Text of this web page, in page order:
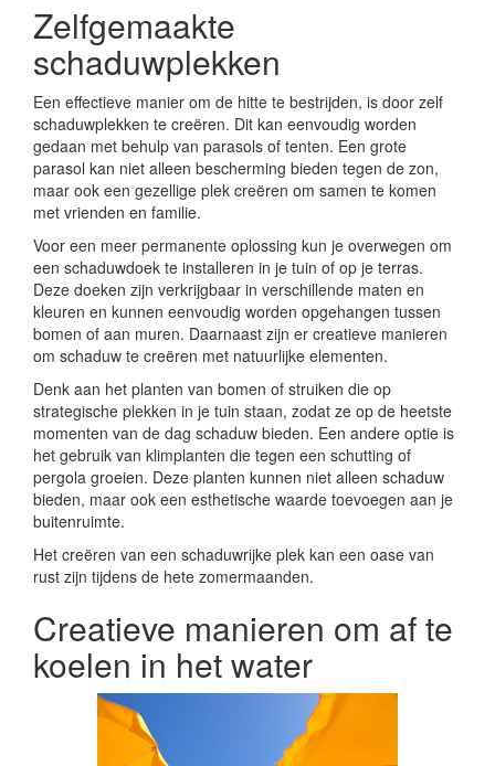
Zelfgemaakte
schaduwplekken
Een effectieve manier om de hitte te bestrijden, is door zelf
schaduwplekken te creëren. Dit kan eenvoudig worden
gedaan met behulp van parasols of tenten. Een grote
parasol kan niet alleen bescherming bieden tegen de zon,
maar ook een gezellige plek creëren om samen te komen
met vrienden en familie.
Voor een meer permanente oplossing kun je overwegen om
een schaduwdoek te installeren in je tuin of op je terras.
Deze doeken zijn verkrijgbaar in verschillende maten en
kleuren en kunnen eenvoudig worden opgehangen tussen
bomen of aan muren. Daarnaast zijn er creatieve manieren
om schaduw te creëren met natuurlijke elementen.
Denk aan het planten van bomen of struiken die op
strategische plekken in je tuin staan, zodat ze op de heetste
momenten van de dag schaduw bieden. Een andere optie is
het gebruik van klimplanten die tegen een schutting of
pergola groeien. Deze planten kunnen niet alleen schaduw
bieden, maar ook een esthetische waarde toevoegen aan je
buitenruimte.
Het creëren van een schaduwrijke plek kan een oase van
rust zijn tijdens de hete zomermaanden.
Creatieve manieren om af te
koelen in het water